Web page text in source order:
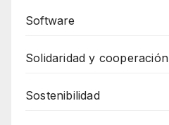
Software
Solidaridad y cooperación
Sostenibilidad